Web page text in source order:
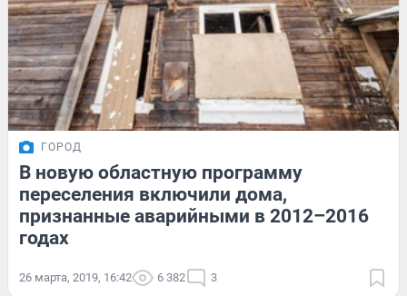
ГОРОД
В новую областную программу
переселения включили дома,
признанные аварийными в 2012–2016
годах
26 марта, 2019, 16:42 6 382 3